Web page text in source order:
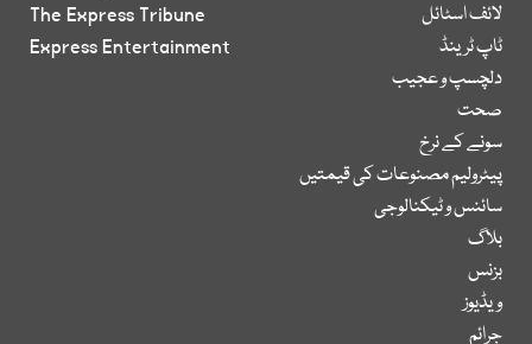
لائف اسٹائل
ٹاپ ٹرینڈ
دلچسپ و عجیب
صحت
سونے کے نرخ
پیٹرولیم مصنوعات کی قیمتیں
سائنس و ٹیکنالوجی
بلاگ
بزنس
ویڈیوز
جرائم
The Express Tribune
Express Entertainment